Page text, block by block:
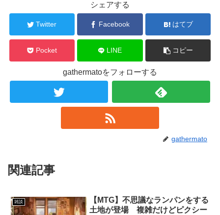
シェアする
Twitter Facebook はてブ
Pocket LINE コピー
gathermatoをフォローする
gathermato
関連記事
雑談
【MTG】不思議なランパンをする
土地が登場 複雑だけどピクシー